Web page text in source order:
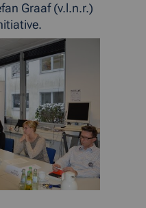
Graaf (v.l.n.r.)